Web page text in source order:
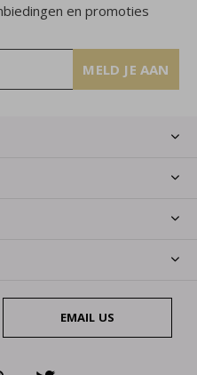
en promoties
MELD JE AAN
EMAIL US